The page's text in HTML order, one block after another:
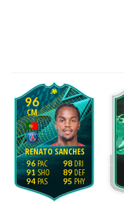
96
CM
RENATO SANCHES
96
91
94
98
89
95